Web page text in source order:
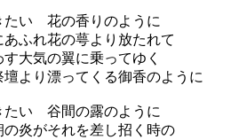
たい 花の香りのように
あふれ花の萼より放たれて
大気の翼に乗ってゆく
壇より漂ってくる御香のように
たい 谷間の露のように
の炎がそれを差し招く時の